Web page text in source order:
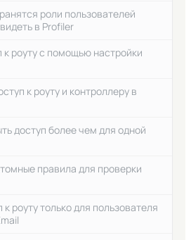
Знакомство.
приложение на
работы с Fixtures в Symfony
фикстуры Symfony
фикстур
случайных данных и
элементов в цикле
по отдельности
соединения с базой данных
роли пользователей
в Profiler
к роуту с помощью настройки
к роуту и контроллеру в
доступ более чем для одной
правила для проверки
роуту только для пользователя